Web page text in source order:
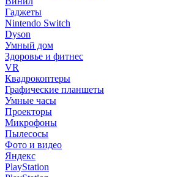
Гаджеты
Nintendo Switch
Dyson
Умный дом
Здоровье и фитнес
VR
Квадрокоптеры
Графические планшеты
Умные часы
Проекторы
Микрофоны
Пылесосы
Фото и видео
Яндекс
PlayStation